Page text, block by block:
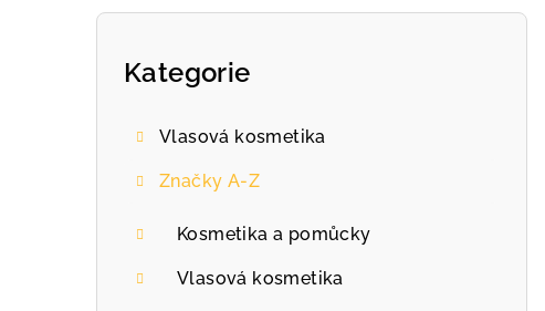
P
Přeskočit
Kategorie
Vlasová kosmetika
Značky A-Z
Kosmetika a pomůcky
Vlasová kosmetika